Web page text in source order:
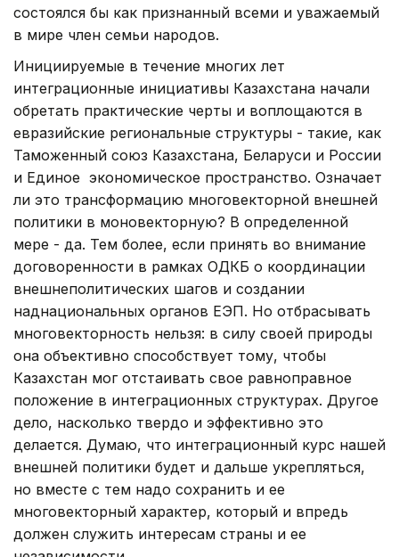
состоялся бы как признанный всеми и уважаемый
в мире член семьи народов.
Инициируемые в течение многих лет
интеграционные инициативы Казахстана начали
обретать практические черты и воплощаются в
евразийские региональные структуры - такие, как
Таможенный союз Казахстана, Беларуси и России
и Единое экономическое пространство. Означает
ли это трансформацию многовекторной внешней
политики в моновекторную? В определенной
мере - да. Тем более, если принять во внимание
договоренности в рамках ОДКБ о координации
внешнеполитических шагов и создании
наднациональных органов ЕЭП. Но отбрасывать
многовекторность нельзя: в силу своей природы
она объективно способствует тому, чтобы
Казахстан мог отстаивать свое равноправное
положение в интеграционных структурах. Другое
дело, насколько твердо и эффективно это
делается. Думаю, что интеграционный курс нашей
внешней политики будет и дальше укрепляться,
но вместе с тем надо сохранить и ее
многовекторный характер, который и впредь
должен служить интересам страны и ее